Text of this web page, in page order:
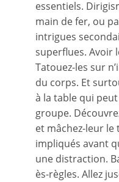
essentiels.
main de fer, ou
intrigues
superflues. Avoir
Tatouez-les sur
du corps. Et
à la table qui
groupe.
et mâchez-leur le
impliqués avant
une distraction.
ès-règles. Allez